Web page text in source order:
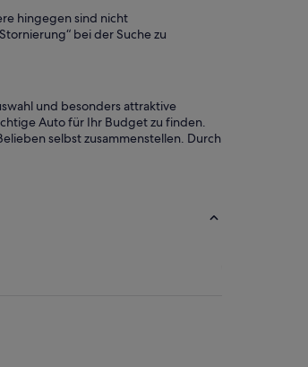
hingegen sind nicht
bei der Suche zu
und besonders attraktive
Auto für Ihr Budget zu finden.
selbst zusammenstellen. Durch